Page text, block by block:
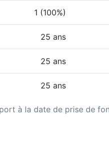
à la date de prise de
1 (100%)
25 ans
25 ans
25 ans